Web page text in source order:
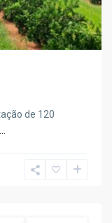
de 120